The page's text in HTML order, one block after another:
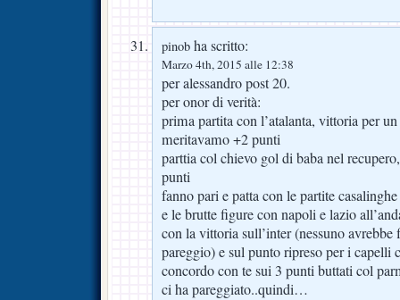
pinob ha scritto:
Marzo 4th, 2015 alle 12:38
per alessandro post 20.
per onor di verità:
prima partita con l’atalanta, vittoria per
meritavamo +2 punti
parttia col chievo gol di baba nel
punti
fanno pari e patta con le partite
e le brutte figure con napoli e lazio
con la vittoria sull’inter (nessuno
pareggio) e sul punto ripreso per i capelli
concordo con te sui 3 punti buttati col
ci ha pareggiato..quindi…